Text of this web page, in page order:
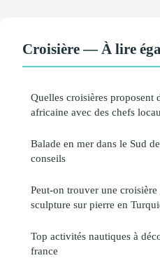
Croisière — À lire
Quelles croisières proposent
africaine avec des chefs
Balade en mer dans le Sud
conseils
Peut-on trouver une
sculpture sur pierre en
Top activités nautiques à
france